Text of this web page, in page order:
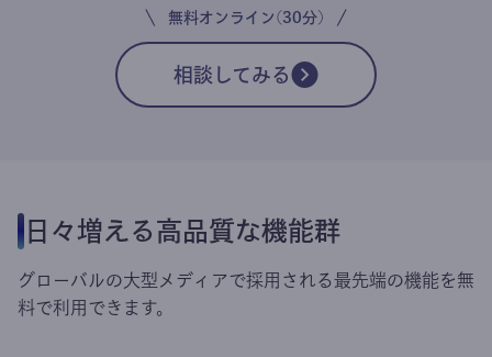
無料オンライン(30分)
相談してみる
日々増える高品質な機能群
グローバルの大型メディアで採用される最先端の機能を無
料で利用できます。